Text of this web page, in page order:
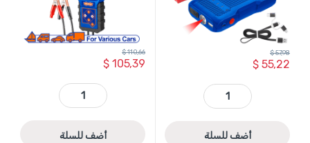
$55,22
$57,98
WLY1508 - باور شاحن بطارية السيارة للطوارئ بطارية ليثيوم WADFOW 8000mAh quantity
أضف للسلة
$105,39
$110,66
WBD1514 - جهاز اختبار بطارية ديجيتال 1.5-17 فولت مع طابعة ماركة WADFOW quantity
أضف للسلة